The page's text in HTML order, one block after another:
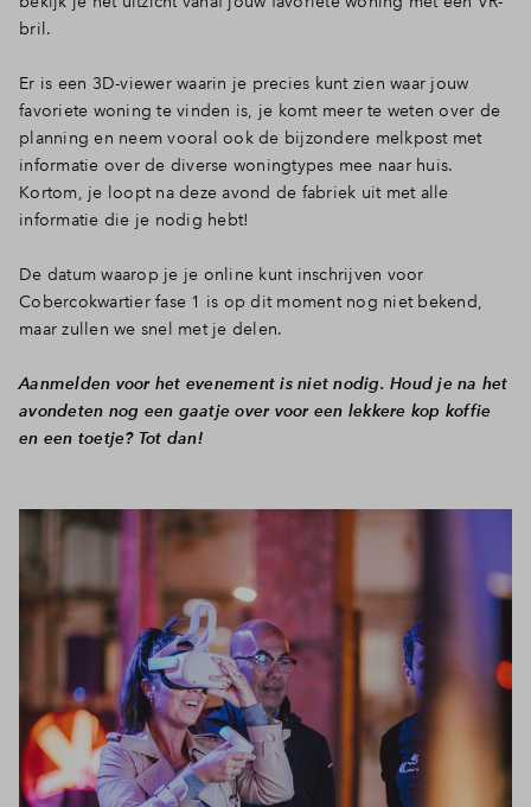
bril.
Er is een 3D-viewer waarin je precies kunt zien waar jouw
favoriete woning te vinden is, je komt meer te weten over de
planning en neem vooral ook de bijzondere melkpost met
informatie over de diverse woningtypes mee naar huis.
Kortom, je loopt na deze avond de fabriek uit met alle
informatie die je nodig hebt!
De datum waarop je je online kunt inschrijven voor
Cobercokwartier fase 1 is op dit moment nog niet bekend,
maar zullen we snel met je delen.
Aanmelden voor het evenement is niet nodig. Houd je na het
avondeten nog een gaatje over voor een lekkere kop koffie
en een toetje? Tot dan!